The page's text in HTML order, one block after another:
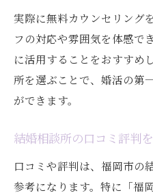
実際に無料カウンセリング
フの対応や雰囲気を体感で
に活用することをおすすめ
所を選ぶことで、婚活の第
ができます。
結婚相談所の口コミ評判
口コミや評判は、福岡市の
参考になります。特に「福